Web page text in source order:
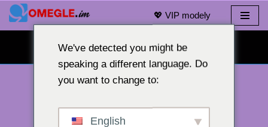
Prejsť
💖 VIP modely
BEZPLATNÝ WEBOVÝ CHAT 👉
We've detected you might be
speaking a different language. Do
you want to change to:
English